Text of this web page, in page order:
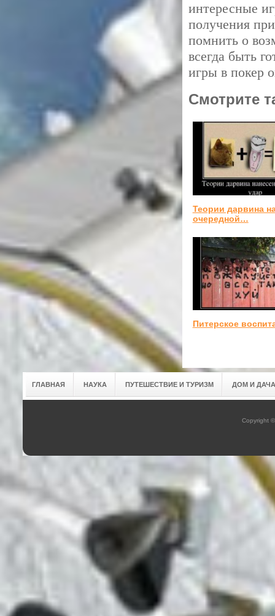
интересные
получения
помнить о
всегда быть
игры в покер
Смотрите
Теории дарвина
очередной…
Питерское
ГЛАВНАЯ НАУКА ПУТЕШЕСТВИЕ И ТУРИЗМ ДОМ И ДАЧА
Copyright